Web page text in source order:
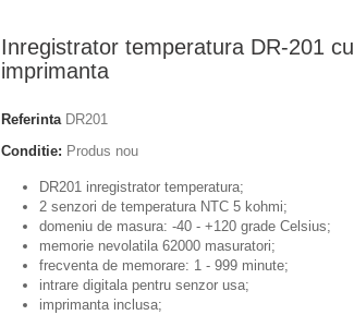
Inregistrator temperatura DR-201 cu
imprimanta
Referinta DR201
Conditie: Produs nou
DR201 inregistrator temperatura;
2 senzori de temperatura NTC 5 kohmi;
domeniu de masura: -40 - +120 grade Celsius;
memorie nevolatila 62000 masuratori;
frecventa de memorare: 1 - 999 minute;
intrare digitala pentru senzor usa;
imprimanta inclusa;